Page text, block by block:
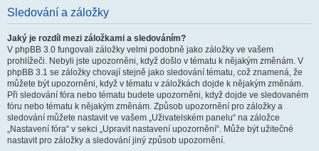
Sledování a záložky
Jaký je rozdíl mezi záložkami a sledováním?
V phpBB 3.0 fungovali záložky velmi podobně jako záložky ve vašem
prohlížeči. Nebyli jste upozorněni, když došlo v tématu k nějakým změnám. V
phpBB 3.1 se záložky chovají stejně jako sledování tématu, což znamená, že
můžete být upozorněni, když v tématu v záložkách dojde k nějakým změnám.
Při sledování fóra nebo tématu budete upozorněni, když dojde ve sledovaném
fóru nebo tématu k nějakým změnám. Způsob upozornění pro záložky a
sledování můžete nastavit ve vašem „Uživatelském panelu“ na záložce
„Nastavení fóra“ v sekci „Upravit nastavení upozornění“. Může být užitečné
nastavit pro záložky a sledování jiný způsob upozornění.